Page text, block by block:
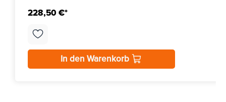
228,50 €*
In den Warenkorb